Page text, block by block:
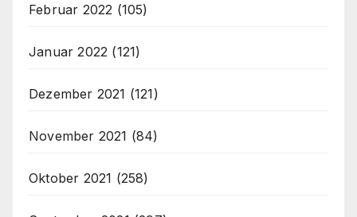
Februar 2022 (105)
Januar 2022 (121)
Dezember 2021 (121)
November 2021 (84)
Oktober 2021 (258)